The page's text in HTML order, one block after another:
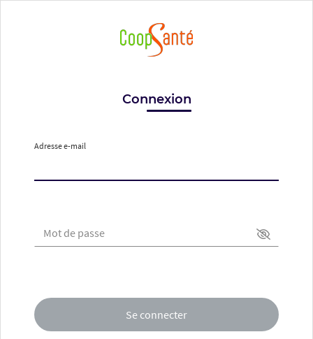
Connexion
Adresse e-mail
Mot de passe
Se connecter